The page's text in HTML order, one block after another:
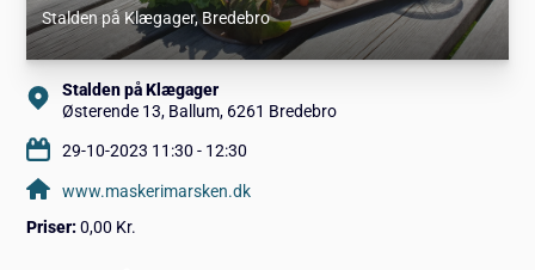
Stalden på Klægager, Bredebro
Stalden på Klægager
Østerende 13, Ballum, 6261 Bredebro
29-10-2023 11:30 - 12:30
www.maskerimarsken.dk
Priser: 0,00 Kr.